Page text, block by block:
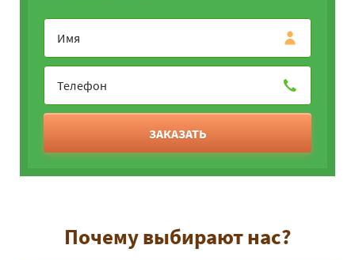
ЗАКАЗАТЬ
Почему выбирают нас?